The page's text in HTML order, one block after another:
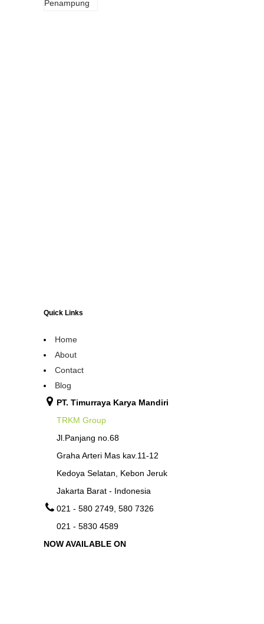
Quick Links
Home
About
Contact
Blog
PT. Timurraya Karya Mandiri
TRKM Group
Jl.Panjang no.68
Graha Arteri Mas kav.11-12
Kedoya Selatan, Kebon Jeruk
Jakarta Barat - Indonesia
021 - 580 2749, 580 7326
021 - 5830 4589
NOW AVAILABLE ON